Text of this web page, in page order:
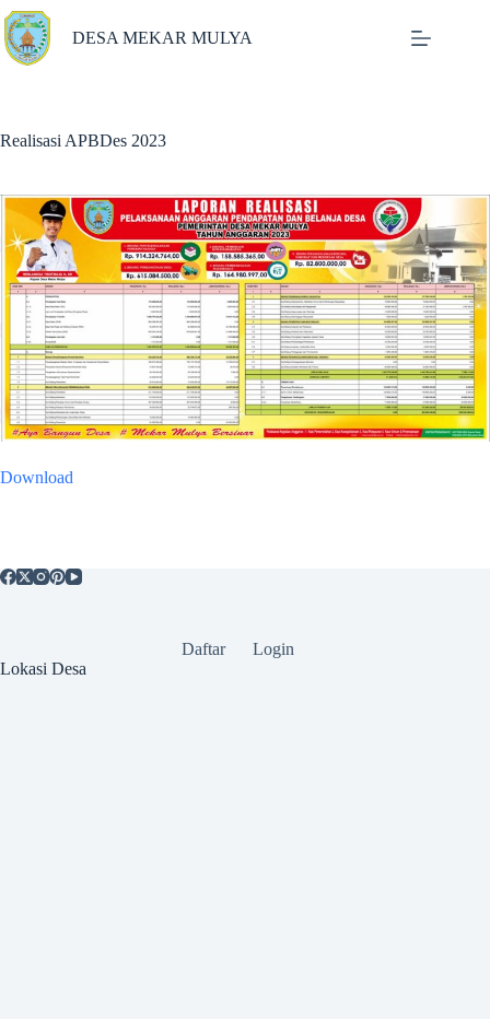
Skip
to
content
DESA MEKAR MULYA
Realisasi APBDes 2023
Download
Daftar
Login
Lokasi Desa